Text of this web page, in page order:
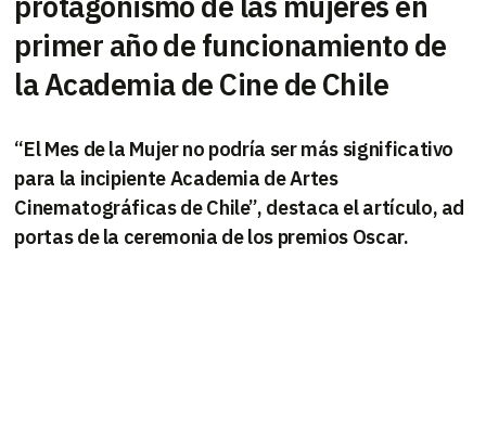
primer año de funcionamiento de
la Academia de Cine de Chile
“El Mes de la Mujer no podría ser más significativo
para la incipiente Academia de Artes
Cinematográficas de Chile”, destaca el artículo, ad
portas de la ceremonia de los premios Oscar.